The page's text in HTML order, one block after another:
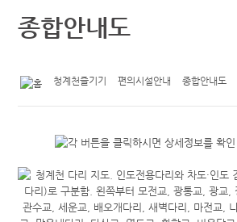
종합안내도
청계천즐기기 편의시설안내 종합안내도